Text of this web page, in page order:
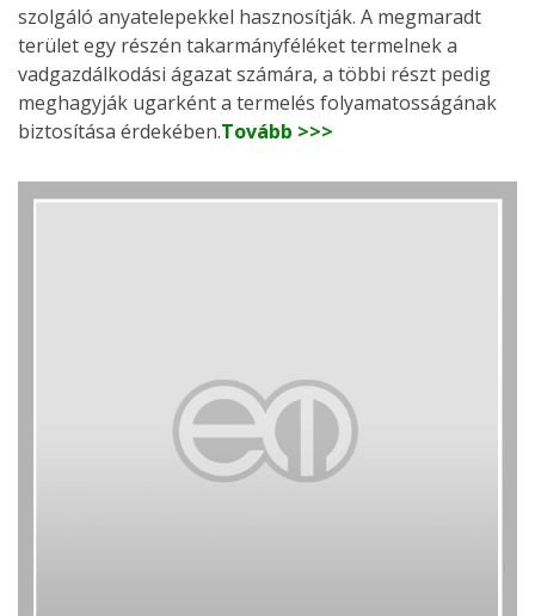
szolgáló anyatelepekkel hasznosítják. A megmaradt
terület egy részén takarmányféléket termelnek a
vadgazdálkodási ágazat számára, a többi részt pedig
meghagyják ugarként a termelés folyamatosságának
biztosítása érdekében.Tovább >>>